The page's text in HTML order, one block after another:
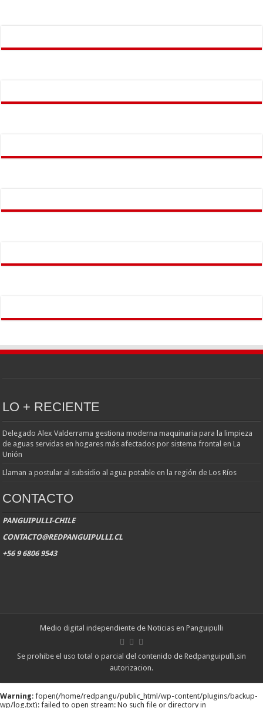
LO + RECIENTE
Delegado Alex Valderrama gestiona moderna maquinaria para la limpieza
de aguas servidas en hogares más afectados por sistema frontal en La
Unión
Llaman a postular al subsidio al agua potable en la región de Los Ríos
CONTACTO
PANGUIPULLI-CHILE
CONTACTO@REDPANGUIPULLI.CL
+56 9 6806 9543
Medio digital independiente de Noticias en Panguipulli
Se prohibe el uso total o parcial del contenido de Redpanguipulli,sin
autorizacion.
Warning: fopen(/home/redpangu/public_html/wp-content/plugins/backup-
wp/log.txt): failed to open stream: No such file or directory in